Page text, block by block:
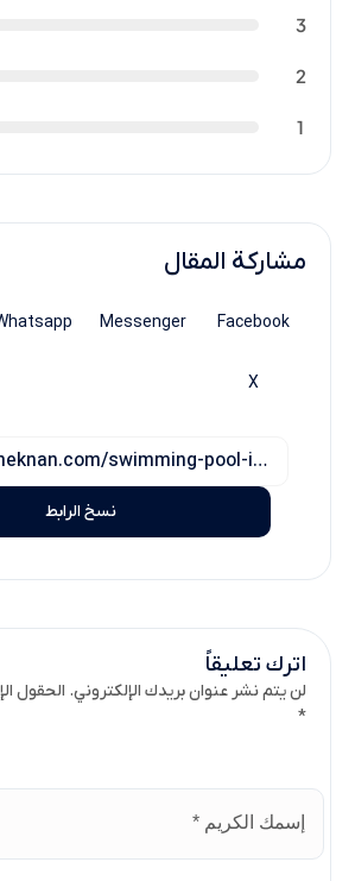
3
2
1
مشاركة المقال
Facebook
Messenger
X
نسخ الرابط
اترك تعليقاً
لن يتم نشر عنوان بريدك الإلكتروني. الحقول
*